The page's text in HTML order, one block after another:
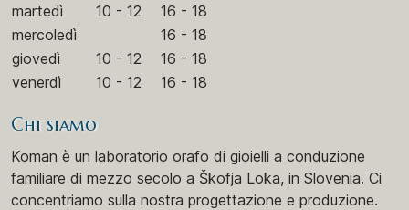
martedì
10 - 12
16 - 18
mercoledì
16 - 18
giovedì
10 - 12
16 - 18
venerdì
10 - 12 16 - 18
Chi siamo
Koman è un laboratorio orafo di gioielli a conduzione
familiare di mezzo secolo a Škofja Loka, in Slovenia. Ci
concentriamo sulla nostra progettazione e produzione.